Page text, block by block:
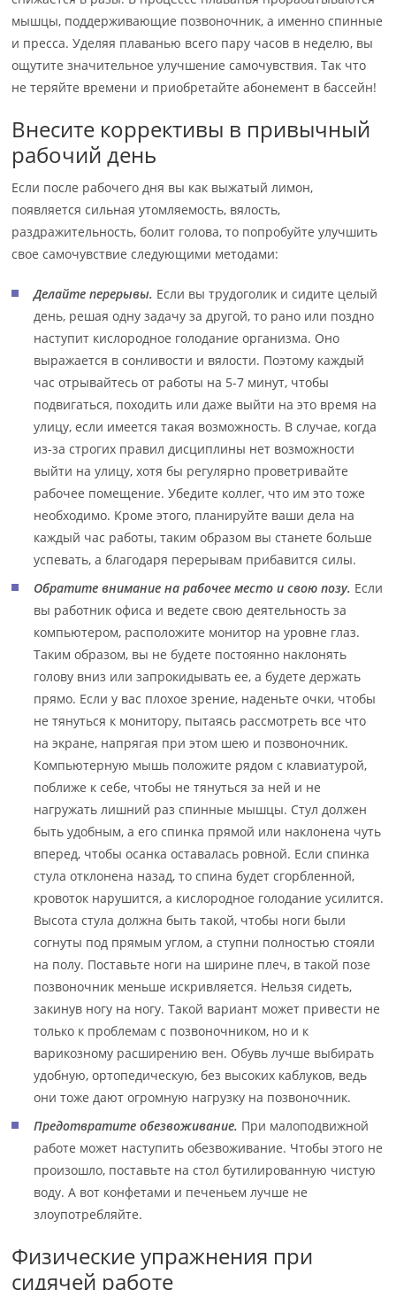
мышцы, поддерживающие позвоночник, а именно спинные
и пресса. Уделяя плаванью всего пару часов в неделю, вы
ощутите значительное улучшение самочувствия. Так что
не теряйте времени и приобретайте абонемент в бассейн!
Внесите коррективы в привычный
рабочий день
Если после рабочего дня вы как выжатый лимон,
появляется сильная утомляемость, вялость,
раздражительность, болит голова, то попробуйте улучшить
свое самочувствие следующими методами:
Делайте перерывы. Если вы трудоголик и сидите целый
день, решая одну задачу за другой, то рано или поздно
наступит кислородное голодание организма. Оно
выражается в сонливости и вялости. Поэтому каждый
час отрывайтесь от работы на 5-7 минут, чтобы
подвигаться, походить или даже выйти на это время на
улицу, если имеется такая возможность. В случае, когда
из-за строгих правил дисциплины нет возможности
выйти на улицу, хотя бы регулярно проветривайте
рабочее помещение. Убедите коллег, что им это тоже
необходимо. Кроме этого, планируйте ваши дела на
каждый час работы, таким образом вы станете больше
успевать, а благодаря перерывам прибавится силы.
Обратите внимание на рабочее место и свою позу. Если
вы работник офиса и ведете свою деятельность за
компьютером, расположите монитор на уровне глаз.
Таким образом, вы не будете постоянно наклонять
голову вниз или запрокидывать ее, а будете держать
прямо. Если у вас плохое зрение, наденьте очки, чтобы
не тянуться к монитору, пытаясь рассмотреть все что
на экране, напрягая при этом шею и позвоночник.
Компьютерную мышь положите рядом с клавиатурой,
поближе к себе, чтобы не тянуться за ней и не
нагружать лишний раз спинные мышцы. Стул должен
быть удобным, а его спинка прямой или наклонена чуть
вперед, чтобы осанка оставалась ровной. Если спинка
стула отклонена назад, то спина будет сгорбленной,
кровоток нарушится, а кислородное голодание усилится.
Высота стула должна быть такой, чтобы ноги были
согнуты под прямым углом, а ступни полностью стояли
на полу. Поставьте ноги на ширине плеч, в такой позе
позвоночник меньше искривляется. Нельзя сидеть,
закинув ногу на ногу. Такой вариант может привести не
только к проблемам с позвоночником, но и к
варикозному расширению вен. Обувь лучше выбирать
удобную, ортопедическую, без высоких каблуков, ведь
они тоже дают огромную нагрузку на позвоночник.
Предотвратите обезвоживание. При малоподвижной
работе может наступить обезвоживание. Чтобы этого не
произошло, поставьте на стол бутилированную чистую
воду. А вот конфетами и печеньем лучше не
злоупотребляйте.
Физические упражнения при
сидячей работе